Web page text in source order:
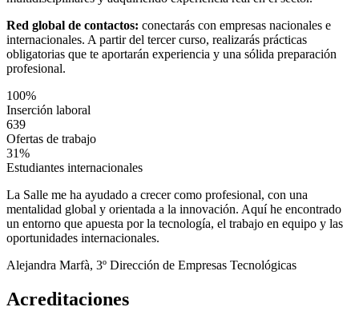
Red global de contactos: conectarás con empresas nacionales e
internacionales. A partir del tercer curso, realizarás prácticas
obligatorias que te aportarán experiencia y una sólida preparación
profesional.
100%
Inserción laboral
639
Ofertas de trabajo
31%
Estudiantes internacionales
La Salle me ha ayudado a crecer como profesional, con una
mentalidad global y orientada a la innovación. Aquí he encontrado
un entorno que apuesta por la tecnología, el trabajo en equipo y las
oportunidades internacionales.
Alejandra Marfà, 3º Dirección de Empresas Tecnológicas
Acreditaciones